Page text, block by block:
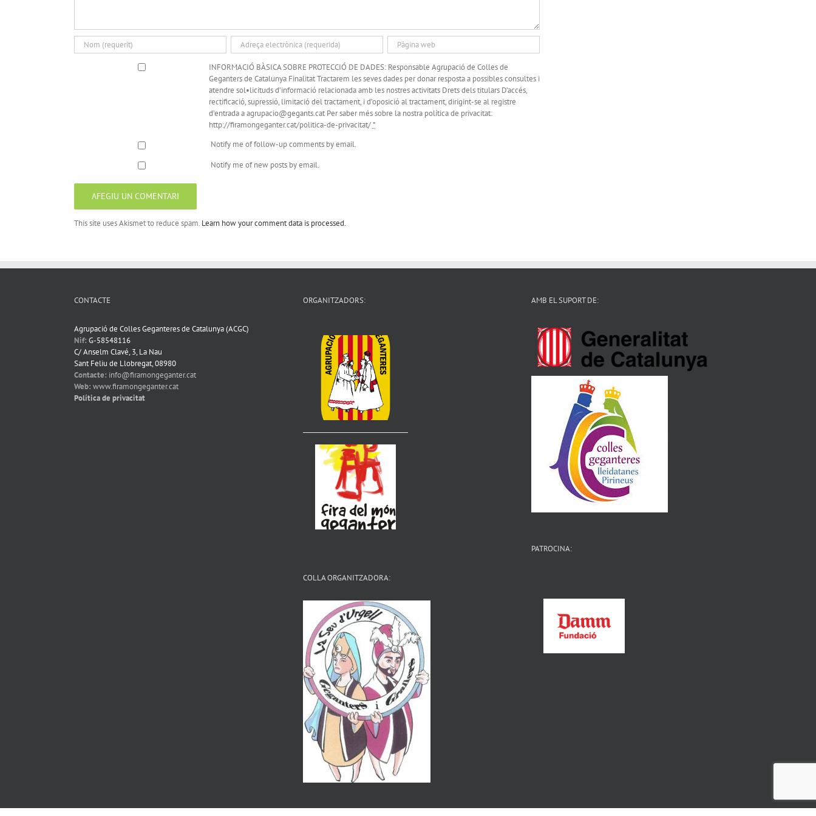
INFORMACIÓ BÀSICA SOBRE PROTECCIÓ DE DADES: Responsable Agrupació de Colles de
Geganters de Catalunya Finalitat Tractarem les seves dades per donar resposta a possibles consultes i
atendre sol•licituds d’informació relacionada amb les nostres activitats Drets dels titulars D’accés,
rectificació, supressió, limitació del tractament, i d’oposició al tractament, dirigint-se al registre
d’entrada a agrupacio@gegants.cat Per saber més sobre la nostra política de privacitat:
http://firamongeganter.cat/politica-de-privacitat/*
Notify me of follow-up comments by email.
Notify me of new posts by email.
This site uses Akismet to reduce spam. Learn how your comment data is processed.
CONTACTE
Agrupació de Colles Geganteres de Catalunya (ACGC)
Nif: G-58548116
C/ Anselm Clavé, 3, La Nau
Sant Feliu de Llobregat, 08980
Contacte: info@firamongeganter.cat
Web: www.firamongeganter.cat
Política de privacitat
ORGANITZADORS:
COLLA ORGANITZADORA:
AMB EL SUPORT DE:
PATROCINA: